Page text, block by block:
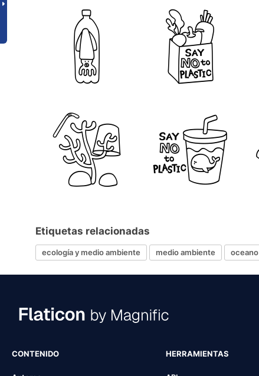
Etiquetas relacionadas
ecología y medio ambiente medio ambiente oceano
CONTENIDO HERRAMIENTAS